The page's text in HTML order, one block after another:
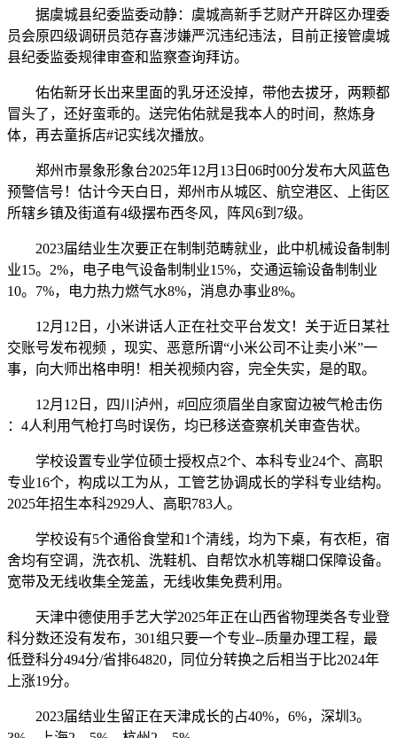
据虞城县纪委监委动静：虞城高新手艺财产开辟区办理委
员会原四级调研员范存喜涉嫌严沉违纪违法，目前正接管虞城
县纪委监委规律审查和监察查询拜访。
佑佑新牙长出来里面的乳牙还没掉，带他去拔牙，两颗都
冒头了，还好蛮乖的。送完佑佑就是我本人的时间，熬炼身
体，再去童拆店#记实线次播放。
郑州市景象形象台2025年12月13日06时00分发布大风蓝色
预警信号！估计今天白日，郑州市从城区、航空港区、上街区
所辖乡镇及街道有4级摆布西冬风，阵风6到7级。
2023届结业生次要正在制制范畴就业，此中机械设备制制
业15。2%，电子电气设备制制业15%，交通运输设备制制业
10。7%，电力热力燃气水8%，消息办事业8%。
12月12日，小米讲话人正在社交平台发文！关于近日某社
交账号发布视频 ，现实、恶意所谓“小米公司不让卖小米”一
事，向大师出格申明！相关视频内容，完全失实，是的取。
12月12日，四川泸州，#回应须眉坐自家窗边被气枪击伤
：4人利用气枪打鸟时误伤，均已移送查察机关审查告状。
学校设置专业学位硕士授权点2个、本科专业24个、高职
专业16个，构成以工为从，工管艺协调成长的学科专业结构。
2025年招生本科2929人、高职783人。
学校设有5个通俗食堂和1个清线，均为下桌，有衣柜，宿
舍均有空调，洗衣机、洗鞋机、自帮饮水机等糊口保障设备。
宽带及无线收集全笼盖，无线收集免费利用。
天津中德使用手艺大学2025年正在山西省物理类各专业登
科分数还没有发布，301组只要一个专业--质量办理工程，最
低登科分494分/省排64820，同位分转换之后相当于比2024年
上涨19分。
2023届结业生留正在天津成长的占40%，6%，深圳3。